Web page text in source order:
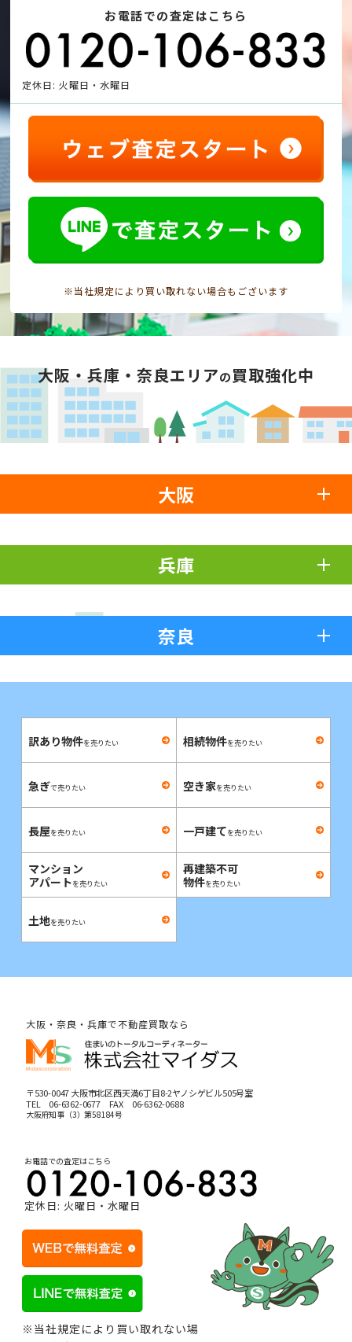
お電話での査定はこちら
定休日: 火曜日・水曜日
※当社規定により買い取れない場合もございます
大阪・兵庫・奈良エリアの買取強化中
大阪
兵庫
奈良
訳あり物件を売りたい 相続物件を売りたい
急ぎで売りたい 空き家を売りたい
長屋を売りたい 一戸建てを売りたい
マンション
アパートを売りたい
再建築不可
物件を売りたい
土地を売りたい
大阪・奈良・兵庫で不動産買取なら
〒530-0047 大阪市北区西天満6丁目8-2ヤノシゲビル505号室
TEL 06-6362-0677FAX 06-6362-0688
大阪府知事（3）第58184号
お電話での査定はこちら
定休日: 火曜日・水曜日
※当社規定により買い取れない場